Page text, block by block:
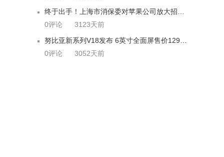
0评论
3123天前
0评论
3052天前